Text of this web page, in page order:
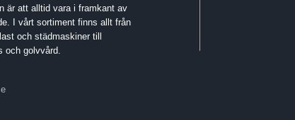
är att alltid vara i framkant av
I vårt sortiment finns allt från
och städmaskiner till
och golvvård.